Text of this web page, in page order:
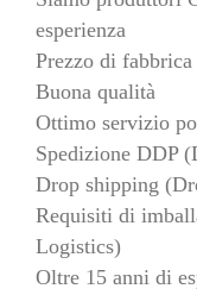
esperienza
Prezzo di fabbrica
Buona qualità
Ottimo servizio
Spedizione DDP
Drop shipping
Requisiti di
Logistics)
Oltre 15 anni di